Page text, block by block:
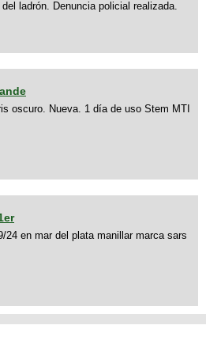
ladrón. Denuncia policial realizada.
oscuro. Nueva. 1 día de uso Stem MTI
24 en mar del plata manillar marca sars